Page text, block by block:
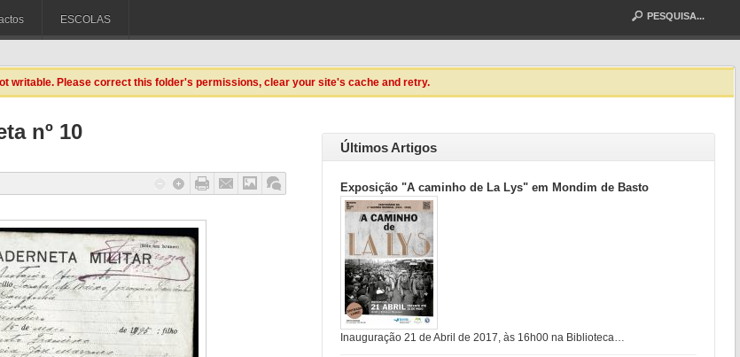
ESCOLAS
writable. Please correct this folder's permissions, clear your site's cache and retry.
nº 10
Últimos Artigos
Exposição "A caminho de La Lys" em Mondim de Basto
Inauguração 21 de Abril de 2017, às 16h00 na Biblioteca…